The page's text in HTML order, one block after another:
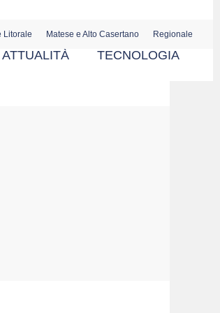
Litorale Matese e Alto Casertano Regionale
ATTUALITÀ TECNOLOGIA